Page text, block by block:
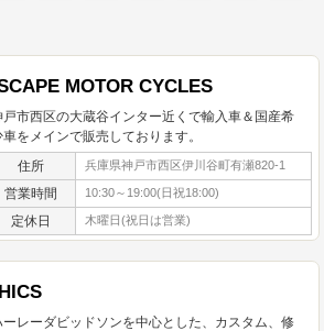
MOTOR CYCLES
戸市西区の大蔵谷インター近くで輸入車＆国産希
車をメインで販売しております。
住所 兵庫県神戸市西区伊川谷町有瀬820-1
営業時間 10:30～19:00(日祝18:00)
定休日 木曜日(祝日は営業)
ーレーダビッドソンを中心とした、カスタム、修